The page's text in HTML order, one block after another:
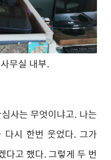
무실 내부.
사는 무엇이냐고. 나는
다시 한번 웃었다. 그가
다고 했다. 그렇게 두 번